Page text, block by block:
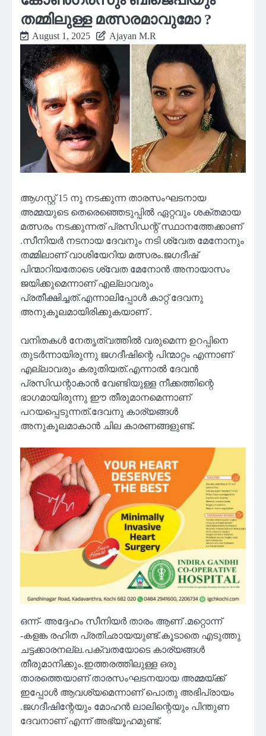
തമ്മിലുള്ള മത്സരമാവുമോ ?
August 1, 2025 Ajayan M.R
ആഗസ്റ്റ് 15 നു നടക്കുന്ന താരസംഘടനായ
അമ്മയുടെ തെരെഞ്ഞെടുപ്പിൽ ഏറ്റവും ശക്തമായ
മത്സരം നടക്കുന്നത് പ്രസിഡന്റ് സ്ഥാനത്തേക്കാണ്
.സീനിയർ നടനായ ദേവനും നടി ശ്വേത മേനോനും
തമ്മിലാണ് വാശിയേറിയ മത്സരം.ജഗദീഷ്
പിന്മാറിയതോടെ ശ്വേത മേനോൻ അനായാസം
ജയിക്കുമെന്നാണ് എല്ലാവരും
പ്രതീക്ഷിച്ചത്.എന്നാലിപ്പോൾ കാറ്റ് ദേവനു
അനുകൂലമായിരിക്കുകയാണ് .
വനിതകൾ നേതൃത്വത്തിൽ വരുമെന്ന ഉറപ്പിനെ
തുടർന്നായിരുന്നു ജഗദീഷിന്റെ പിന്മാറ്റം എന്നാണ്
എല്ലാവരും കരുതിയത്.എന്നാൽ ദേവൻ
പ്രസിഡന്റാകാൻ വേണ്ടിയുള്ള നീക്കത്തിന്റെ
ഭാഗമായിരുന്നു ഈ തീരുമാനമെന്നാണ്
പറയപ്പെടുന്നത്.ദേവനു കാര്യങ്ങൾ
അനുകൂലമാകാൻ ചില കാരണങ്ങളുണ്ട്.
ഒന്ന്- അദ്ദേഹം സീനിയർ താരം ആണ് .മറ്റൊന്ന്
-കളങ്ക രഹിത പ്രതിഛായയുണ്ട്.കൂടാതെ എടുത്തു
ചട്ടക്കാരനല്ല.പക്വതയോടെ കാര്യങ്ങൾ
തീരുമാനിക്കും.ഇത്തരത്തിലുള്ള ഒരു
താരത്തെയാണ് താരസംഘടനയായ അമ്മയ്ക്ക്
ഇപ്പോൾ ആവശ്യമെന്നാണ് പൊതു അഭിപ്രായം
.ജഗദീഷിന്റേയും മോഹൻ ലാലിന്റെയും പിന്തുണ
ദേവനാണ് എന്ന് അഭ്യൂഹമുണ്ട്.